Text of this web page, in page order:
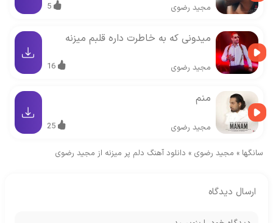
مجید رضوی 5
میدونی که به خاطرت داره قلبم میزنه
مجید رضوی 16
منم
مجید رضوی 25
سانگها » مجید رضوی » دانلود آهنگ دلم پر میزنه از مجید رضوی
ارسال دیدگاه